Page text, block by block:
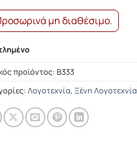
μη διαθέσιμο.
προϊόντος:Β333
Λογοτεχνία, Ξένη Λογοτεχνία